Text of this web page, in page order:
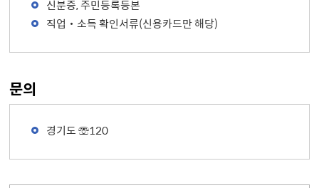
신분증, 주민등록등본
직업‧소득 확인서류(신용카드만 해당)
문의
경기도 ☏120